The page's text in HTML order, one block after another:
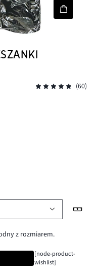
(60)
z rozmiarem.
[node-product-
wishlist]